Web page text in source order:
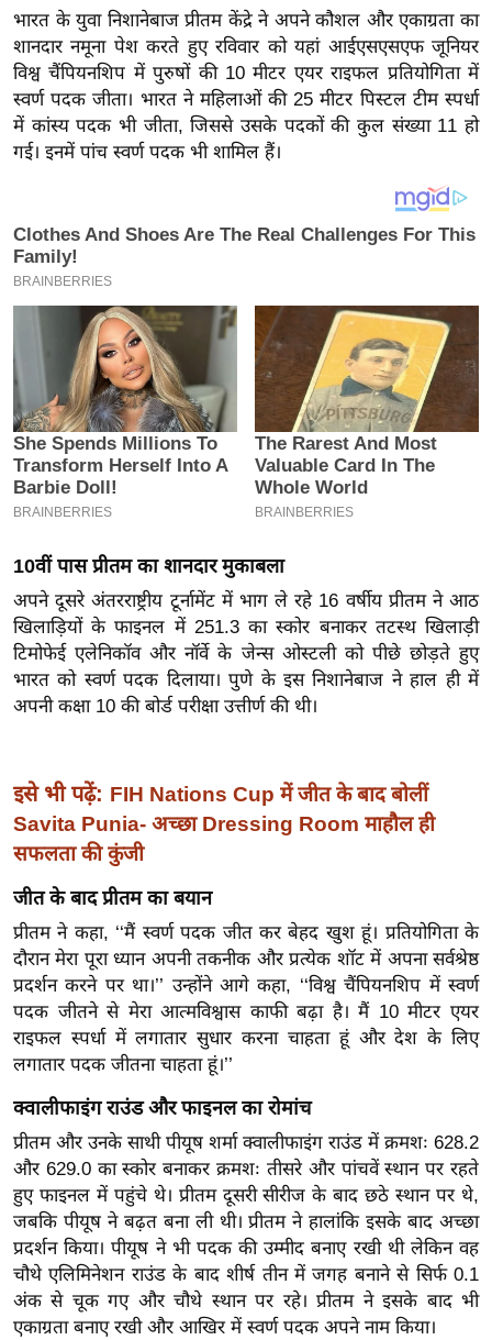
शे
ष
ज्ञ
रा
य
ब
खे
ल
क्रि
P
L
2
0
6
क्रा
इ
म
ई
प
र
मि
सा
ल
बे
मि
सा
ल
ख्सि
य
त
यं
ग
इं
डि
या
भारत के युवा निशानेबाज प्रीतम केंद्रे ने अपने कौशल और एकाग्रता का
शानदार नमूना पेश करते हुए रविवार को यहां आईएसएसएफ जूनियर
विश्व चैंपियनशिप में पुरुषों की 10 मीटर एयर राइफल प्रतियोगिता में
स्वर्ण पदक जीता। भारत ने महिलाओं की 25 मीटर पिस्टल टीम स्पर्धा
में कांस्य पदक भी जीता, जिससे उसके पदकों की कुल संख्या 11 हो
गई। इनमें पांच स्वर्ण पदक भी शामिल हैं।
10वीं पास प्रीतम का शानदार मुकाबला
अपने दूसरे अंतरराष्ट्रीय टूर्नामेंट में भाग ले रहे 16 वर्षीय प्रीतम ने आठ
खिलाड़ियों के फाइनल में 251.3 का स्कोर बनाकर तटस्थ खिलाड़ी
टिमोफेई एलेनिकॉव और नॉर्वे के जेन्स ओस्टली को पीछे छोड़ते हुए
भारत को स्वर्ण पदक दिलाया। पुणे के इस निशानेबाज ने हाल ही में
अपनी कक्षा 10 की बोर्ड परीक्षा उत्तीर्ण की थी।
इसे भी पढ़ें: FIH Nations Cup में जीत के बाद बोलीं
Savita Punia- अच्छा Dressing Room माहौल ही
सफलता की कुंजी
जीत के बाद प्रीतम का बयान
प्रीतम ने कहा, ‘‘मैं स्वर्ण पदक जीत कर बेहद खुश हूं। प्रतियोगिता के
दौरान मेरा पूरा ध्यान अपनी तकनीक और प्रत्येक शॉट में अपना सर्वश्रेष्ठ
प्रदर्शन करने पर था।’’ उन्होंने आगे कहा, ‘‘विश्व चैंपियनशिप में स्वर्ण
पदक जीतने से मेरा आत्मविश्वास काफी बढ़ा है। मैं 10 मीटर एयर
राइफल स्पर्धा में लगातार सुधार करना चाहता हूं और देश के लिए
लगातार पदक जीतना चाहता हूं।’’
क्वालीफाइंग राउंड और फाइनल का रोमांच
प्रीतम और उनके साथी पीयूष शर्मा क्वालीफाइंग राउंड में क्रमशः 628.2
और 629.0 का स्कोर बनाकर क्रमशः तीसरे और पांचवें स्थान पर रहते
हुए फाइनल में पहुंचे थे। प्रीतम दूसरी सीरीज के बाद छठे स्थान पर थे,
जबकि पीयूष ने बढ़त बना ली थी। प्रीतम ने हालांकि इसके बाद अच्छा
प्रदर्शन किया। पीयूष ने भी पदक की उम्मीद बनाए रखी थी लेकिन वह
चौथे एलिमिनेशन राउंड के बाद शीर्ष तीन में जगह बनाने से सिर्फ 0.1
अंक से चूक गए और चौथे स्थान पर रहे। प्रीतम ने इसके बाद भी
एकाग्रता बनाए रखी और आखिर में स्वर्ण पदक अपने नाम किया।